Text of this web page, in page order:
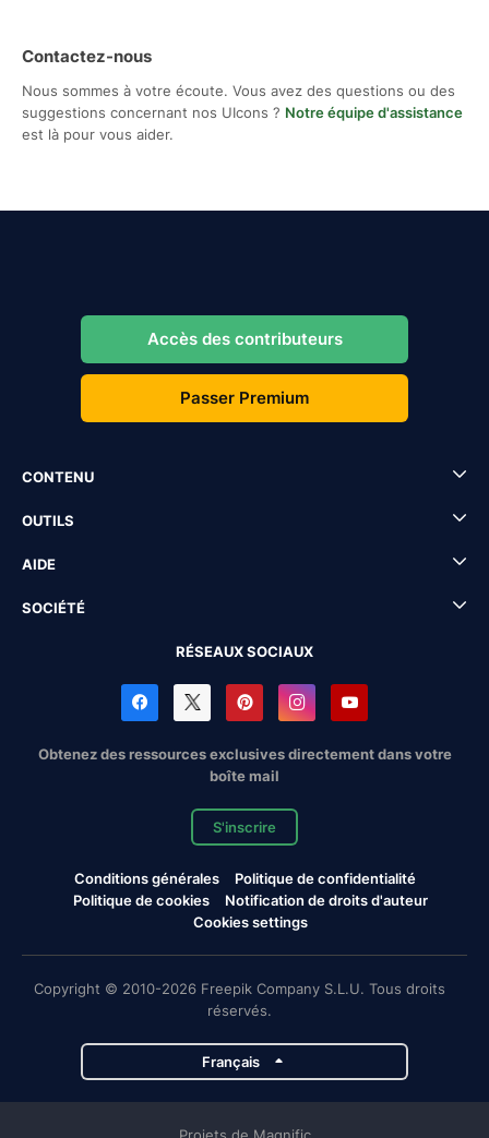
Contactez-nous
Nous sommes à votre écoute. Vous avez des questions ou des
suggestions concernant nos UIcons ? Notre équipe d'assistance
est là pour vous aider.
Accès des contributeurs
Passer Premium
CONTENU
OUTILS
AIDE
SOCIÉTÉ
RÉSEAUX SOCIAUX
Obtenez des ressources exclusives directement dans votre
boîte mail
S'inscrire
Conditions générales
Politique de confidentialité
Politique de cookies
Notification de droits d'auteur
Cookies settings
Copyright © 2010-2026 Freepik Company S.L.U. Tous droits
réservés.
Français